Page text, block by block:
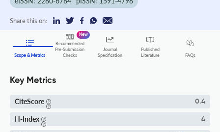
Share this on:
Scope & Metrics
Recommended
Pre-Submission
Checks
New
Journal
Specification
Published
Literature
FAQs
Key Metrics
CiteScore 0.4
H-Index 4